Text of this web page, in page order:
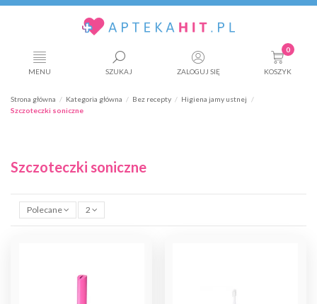
MENU SZUKAJ ZALOGUJ SIĘ
0
KOSZYK
Strona główna Kategoria główna Bez recepty
Higiena jamy ustnej
Szczoteczki soniczne
Szczoteczki soniczne
Polecane 2